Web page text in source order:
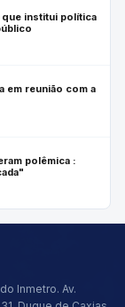
que institui política
em reunião com a
polêmica :
Inmetro. Av.